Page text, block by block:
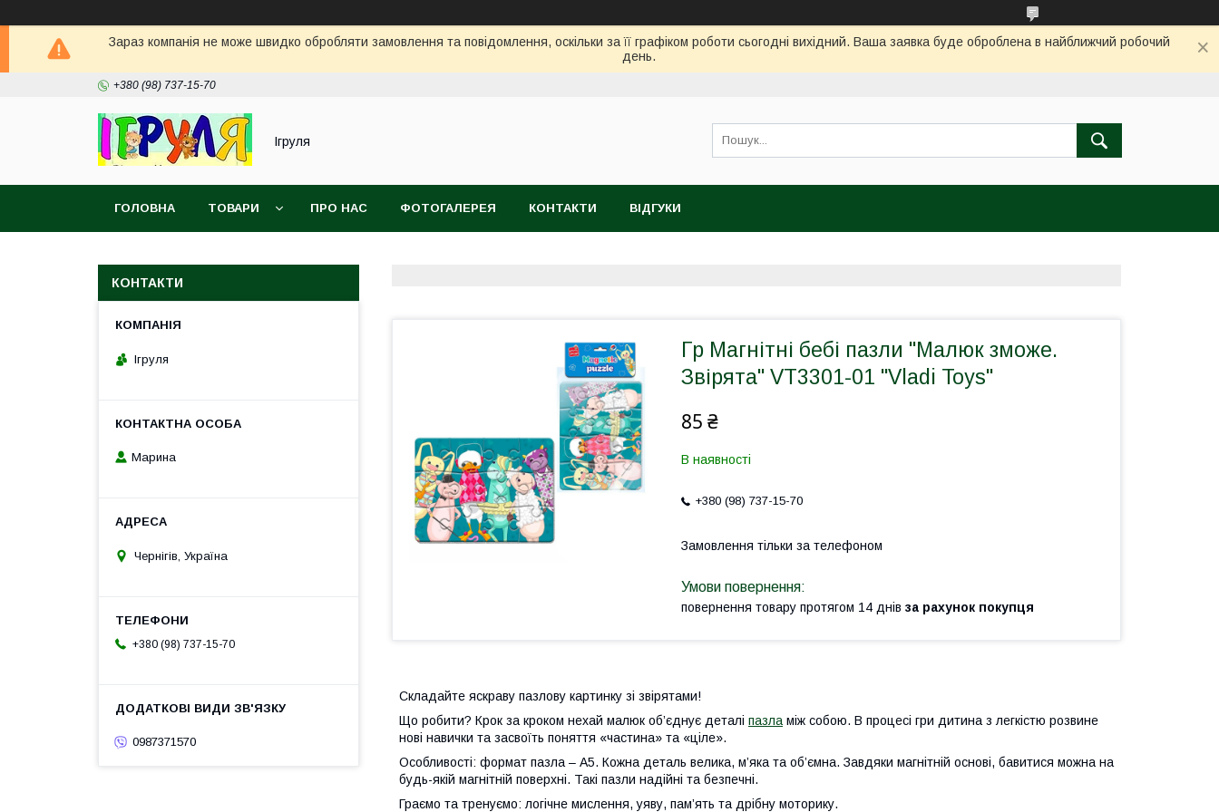
Зараз компанія не може швидко обробляти замовлення та повідомлення, оскільки за її графіком роботи сьогодні вихідний. Ваша заявка буде оброблена в найближчий робочий
день.
+380 (98) 737-15-70
Ігруля
ГОЛОВНА ТОВАРИ ПРО НАС ФОТОГАЛЕРЕЯ КОНТАКТИ ВІДГУКИ
Гр Магнітні бебі пазли "Малюк зможе.
Звірята" VT3301-01 "Vladi Toys"
85 ₴
В наявності
+380 (98) 737-15-70
Замовлення тільки за телефоном
повернення товару протягом 14 днів за рахунок покупця
Складайте яскраву пазлову картинку зі звірятами!
Що робити? Крок за кроком нехай малюк об’єднує деталі пазламіж собою. В процесі гри дитина з легкістю розвине
нові навички та засвоїть поняття «частина» та «ціле».
Особливості: формат пазла – А5. Кожна деталь велика, м’яка та об’ємна. Завдяки магнітній основі, бавитися можна на
будь-якій магнітній поверхні. Такі пазли надійні та безпечні.
Граємо та тренуємо: логічне мислення, уяву, пам’ять та дрібну моторику.
КОНТАКТИ
Ігруля
Марина
Чернігів, Україна
+380 (98) 737-15-70
0987371570